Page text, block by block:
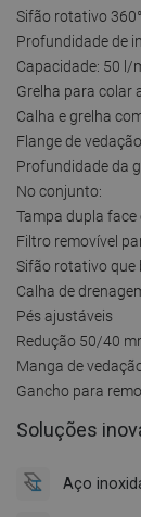
Sifão rotativo 360°
Profundidade de
Capacidade: 50 l/
Grelha para colar
Calha e grelha
Flange de
Profundidade da
No conjunto:
Tampa dupla
Filtro removível
Sifão rotativo que
Calha de
Pés ajustáveis
Redução 50/40
Manga de
Gancho para
Soluções
Aço